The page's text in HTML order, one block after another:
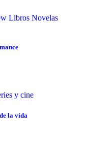
Libros Novelas
y cine
la vida